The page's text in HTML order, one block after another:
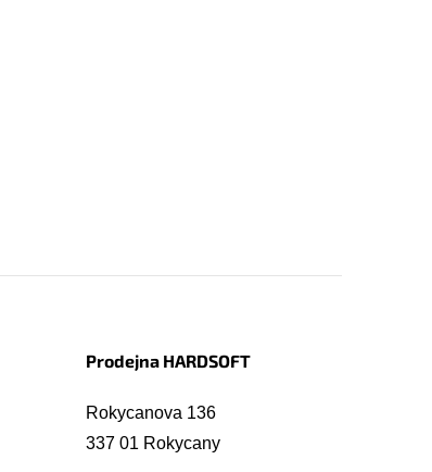
Prodejna HARDSOFT
Rokycanova 136
337 01 Rokycany